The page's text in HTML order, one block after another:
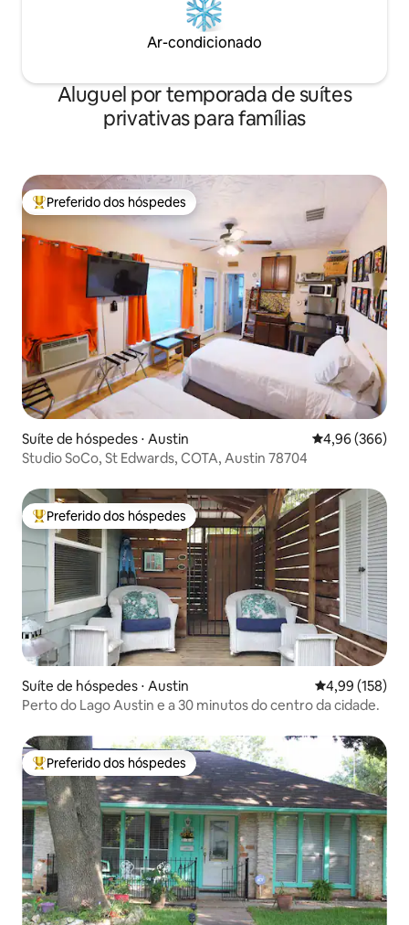
Ar-condicionado
Aluguel por temporada de suítes
privativas para famílias
Entre os melhores preferidos dos hóspedes
Preferido dos hóspedes
Suíte de hóspedes ⋅ Austin 4,96 de uma
4,96 (366)
Studio SoCo, St Edwards, COTA, Austin 78704
Entre os melhores preferidos dos hóspedes
Preferido dos hóspedes
Suíte de hóspedes ⋅ Austin 4,99 de uma
4,99 (158)
Perto do Lago Austin e a 30 minutos do centro da cidade.
Entre os melhores preferidos dos hóspedes
Preferido dos hóspedes